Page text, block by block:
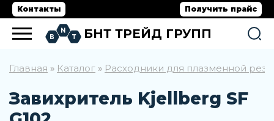
Контакты Получить прайс
БНТ ТРЕЙД ГРУПП
Главная » Каталог » Расходники для плазменной
Завихритель Kjellberg SF